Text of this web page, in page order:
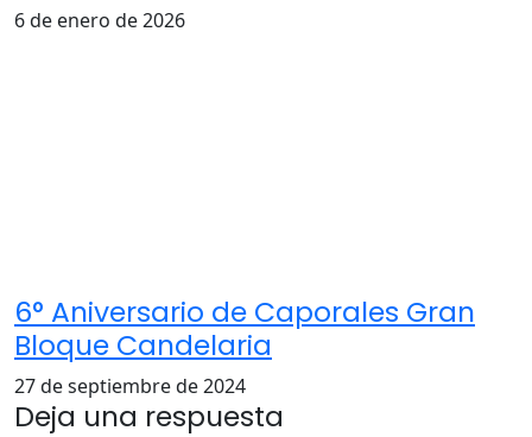
6 de enero de 2026
6° Aniversario de Caporales Gran
Bloque Candelaria
27 de septiembre de 2024
Deja una respuesta